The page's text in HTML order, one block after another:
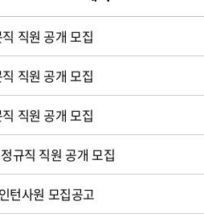
직원 공개 모집
직원 공개 모집
직원 공개 모집
규직 직원 공개 모집
턴사원 모집공고